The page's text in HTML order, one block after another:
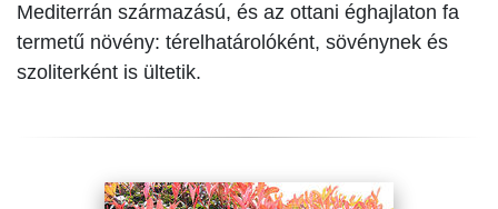
Mediterrán származású, és az ottani éghajlaton fa
termetű növény: térelhatárolóként, sövénynek és
szoliterként is ültetik.